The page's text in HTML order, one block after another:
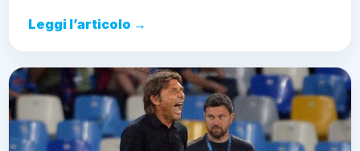
Leggi l’articolo →